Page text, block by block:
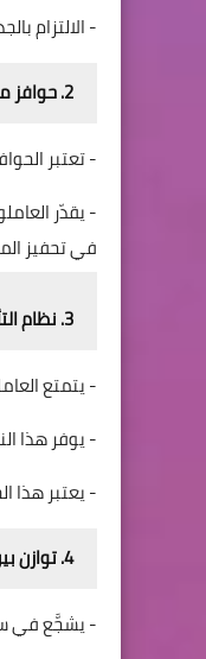
- الالتزام
2. حوافز مالية جذابة:
- تعتبر
- يقدّر
في تحفيز
3. نظام التأمين الصحي المتقدم:
- يتمتع
- يوفر هذا
- يعتبر هذا
4. توازن بين الحياة الشخصية والعمل:
- يشجَّع في